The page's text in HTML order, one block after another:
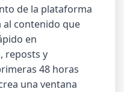
de la plataforma
al contenido que
en
reposts y
48 horas
una ventana